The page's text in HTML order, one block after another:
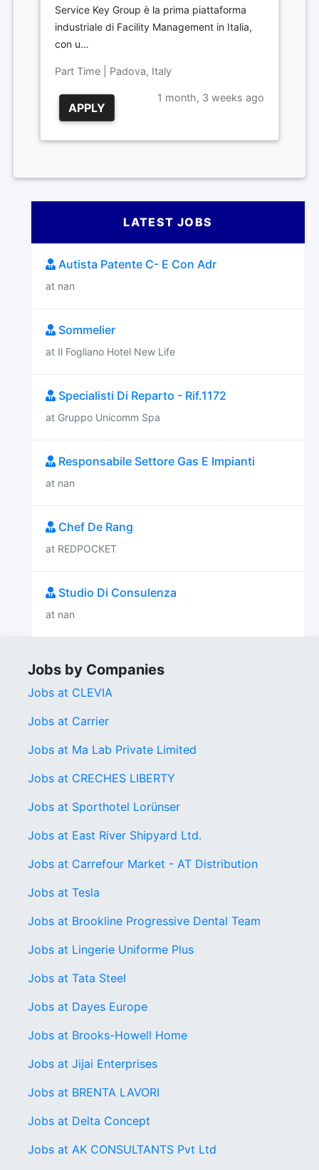
Service Key Group è la prima piattaforma
industriale di Facility Management in Italia,
con u…
Part Time | Padova, Italy
APPLY
1 month, 3 weeks ago
LATEST JOBS
Autista Patente C- E Con Adr
at nan
Sommelier
at Il Fogliano Hotel New Life
Specialisti Di Reparto - Rif.1172
at Gruppo Unicomm Spa
Responsabile Settore Gas E Impianti
at nan
Chef De Rang
at REDPOCKET
Studio Di Consulenza
at nan
Jobs by Companies
Jobs at CLEVIA
Jobs at Carrier
Jobs at Ma Lab Private Limited
Jobs at CRECHES LIBERTY
Jobs at Sporthotel Lorünser
Jobs at East River Shipyard Ltd.
Jobs at Carrefour Market - AT Distribution
Jobs at Tesla
Jobs at Brookline Progressive Dental Team
Jobs at Lingerie Uniforme Plus
Jobs at Tata Steel
Jobs at Dayes Europe
Jobs at Brooks-Howell Home
Jobs at Jijai Enterprises
Jobs at BRENTA LAVORI
Jobs at Delta Concept
Jobs at AK CONSULTANTS Pvt Ltd